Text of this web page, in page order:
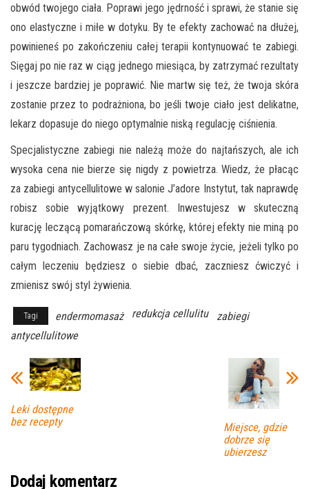
obwód twojego ciała. Poprawi jego jędrność i sprawi, że stanie się
ono elastyczne i miłe w dotyku. By te efekty zachować na dłużej,
powinieneś po zakończeniu całej terapii kontynuować te zabiegi.
Sięgaj po nie raz w ciąg jednego miesiąca, by zatrzymać rezultaty
i jeszcze bardziej je poprawić. Nie martw się też, że twoja skóra
zostanie przez to podrażniona, bo jeśli twoje ciało jest delikatne,
lekarz dopasuje do niego optymalnie niską regulację ciśnienia.
Specjalistyczne zabiegi nie należą może do najtańszych, ale ich
wysoka cena nie bierze się nigdy z powietrza. Wiedz, że płacąc
za zabiegi antycellulitowe w salonie J’adore Instytut, tak naprawdę
robisz sobie wyjątkowy prezent. Inwestujesz w skuteczną
kurację leczącą pomarańczową skórkę, której efekty nie miną po
paru tygodniach. Zachowasz je na całe swoje życie, jeżeli tylko po
całym leczeniu będziesz o siebie dbać, zaczniesz ćwiczyć i
zmienisz swój styl żywienia.
Tagi endermomasaż redukcja cellulitu
zabiegi
antycellulitowe
Leki dostępne
bez recepty
Miejsce, gdzie
dobrze się
ubierzesz
Dodaj komentarz